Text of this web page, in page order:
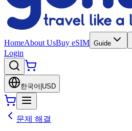
HomeAbout UsBuy eSIM Guide
Login
한국어 USD
문제 해결